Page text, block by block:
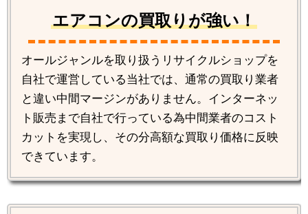
エアコンの買取りが強い！
オールジャンルを取り扱うリサイクルショップを
自社で運営している当社では、通常の買取り業者
と違い中間マージンがありません。インターネッ
ト販売まで自社で行っている為中間業者のコスト
カットを実現し、その分高額な買取り価格に反映
できています。